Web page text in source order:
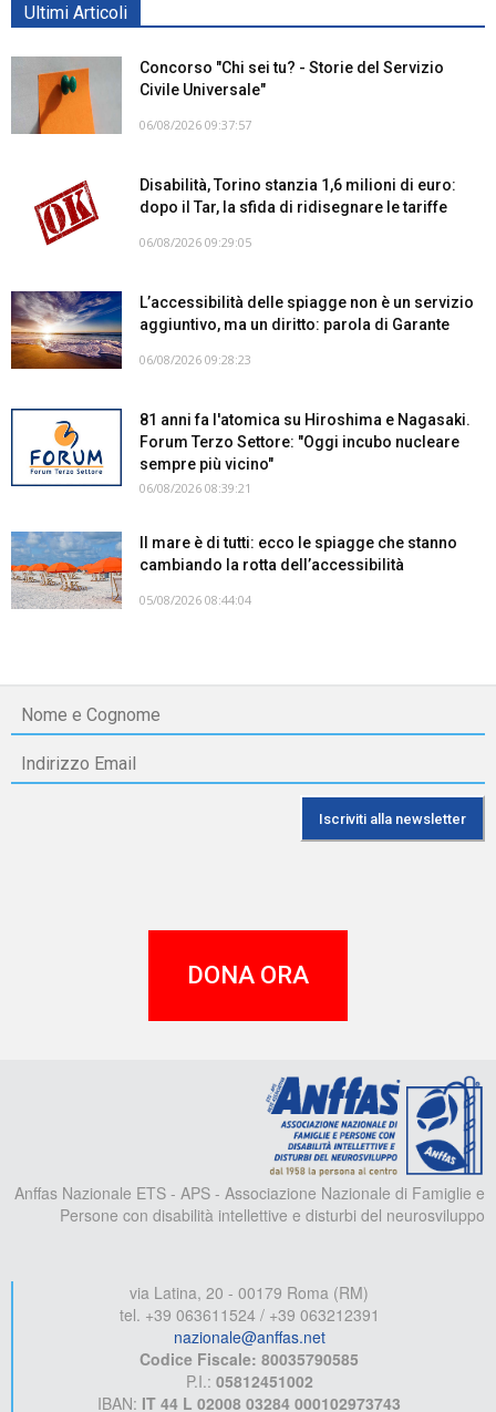
Ultimi Articoli
Concorso "Chi sei tu? - Storie del Servizio
Civile Universale"
06/08/2026 09:37:57
Disabilità, Torino stanzia 1,6 milioni di euro:
dopo il Tar, la sfida di ridisegnare le tariffe
06/08/2026 09:29:05
L’accessibilità delle spiagge non è un servizio
aggiuntivo, ma un diritto: parola di Garante
06/08/2026 09:28:23
81 anni fa l'atomica su Hiroshima e Nagasaki.
Forum Terzo Settore: "Oggi incubo nucleare
sempre più vicino"
06/08/2026 08:39:21
Il mare è di tutti: ecco le spiagge che stanno
cambiando la rotta dell’accessibilità
05/08/2026 08:44:04
DONA ORA
Anffas Nazionale ETS - APS - Associazione Nazionale di Famiglie e
Persone con disabilità intellettive e disturbi del neurosviluppo
via Latina, 20 - 00179 Roma (RM)
tel. +39 063611524 / +39 063212391
nazionale@anffas.net
Codice Fiscale: 80035790585
P.I.: 05812451002
IBAN: IT 44 L 02008 03284 000102973743